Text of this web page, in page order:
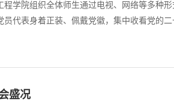
学院组织全体师生通过电视、网络等多种
代表身着正装、佩戴党徽，集中收看党的二
部、团支部、课题组、宿舍为单位在驻地、
盛况